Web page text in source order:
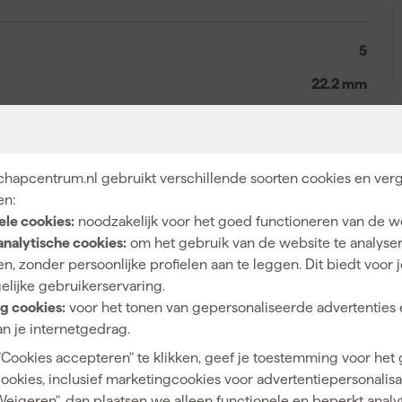
gebruikt verschillende soorten cookies en
cookies: noodzakelijk voor het goed functioneren van de
cookies: om het gebruik van de website te
zonder persoonlijke profielen aan te leggen. Dit biedt voor
gebruikerservaring.
cookies: voor het tonen van gepersonaliseerde advertenties
je internetgedrag.
accepteren" te klikken, geef je toestemming voor het
inclusief marketingcookies voor
5
22.2 mm
Metaal
185087